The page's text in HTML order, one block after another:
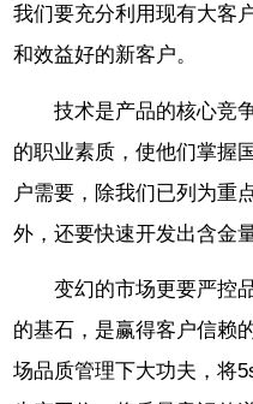
我们要充分利用现有大客
和效益好的新客户。
技术是产品的核心竞
的职业素质，使他们掌握
户需要，除我们已列为重
外，还要快速开发出含金
变幻的市场更要严控
的基石，是赢得客户信赖
场品质管理下大功夫，将